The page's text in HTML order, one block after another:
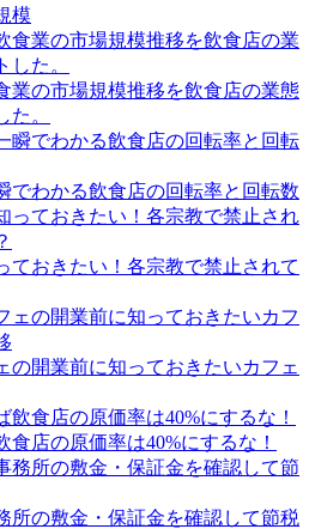
模
業の市場規模推移を飲食店の業態
た。
でわかる飲食店の回転率と回転数
ておきたい！各宗教で禁止されて
の開業前に知っておきたいカフェ
食店の原価率は40%にするな！
所の敷金・保証金を確認して節税